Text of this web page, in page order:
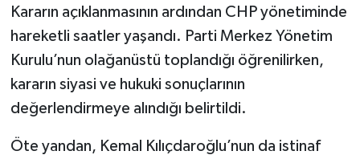
Kararın açıklanmasının ardından CHP yönetiminde
hareketli saatler yaşandı. Parti Merkez Yönetim
Kurulu’nun olağanüstü toplandığı öğrenilirken,
kararın siyasi ve hukuki sonuçlarının
değerlendirmeye alındığı belirtildi.
Öte yandan, Kemal Kılıçdaroğlu’nun da istinaf